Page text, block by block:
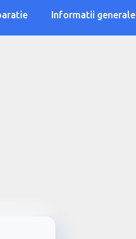
Informatii generale